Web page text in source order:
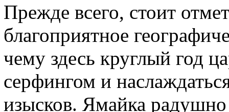
Прежде всего, стоит
благоприятное
чему здесь круглый год
серфингом и
изысков. Ямайка радушно